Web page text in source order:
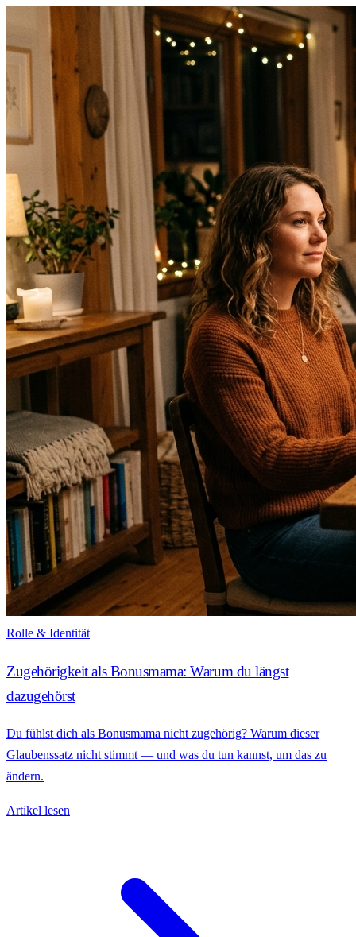
Rolle & Identität
Zugehörigkeit als Bonusmama: Warum du längst
dazugehörst
Du fühlst dich als Bonusmama nicht zugehörig? Warum dieser
Glaubenssatz nicht stimmt — und was du tun kannst, um das zu
ändern.
Artikel lesen